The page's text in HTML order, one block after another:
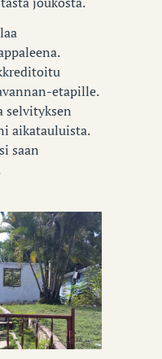
etapille.
selvityksen
aikatauluista.
saan